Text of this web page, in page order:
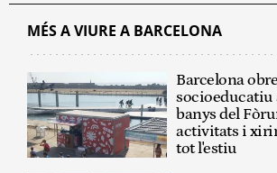
MÉS A VIURE A BARCELONA
Barcelona
socioeducatiu
banys del
activitats i
tot l'estiu